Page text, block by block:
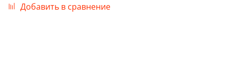
Добавить в сравнение